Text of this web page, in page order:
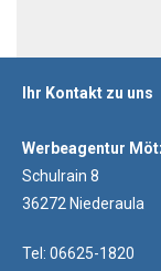
Ihr Kontakt zu uns
Werbeagentur
Schulrain 8
36272 Niederaula
Tel: 06625-1820